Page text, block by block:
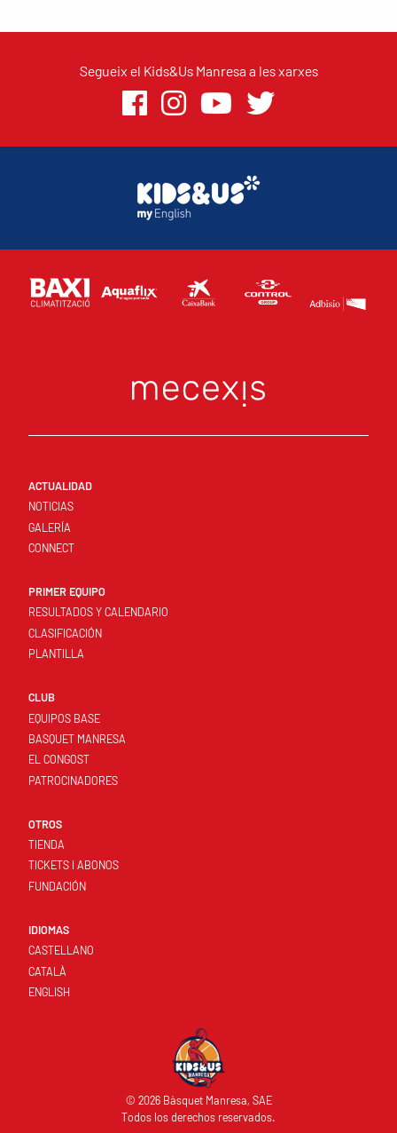
Segueix el Kids&Us Manresa a les xarxes
ACTUALIDAD
NOTICIAS
GALERÍA
CONNECT
PRIMER EQUIPO
RESULTADOS Y CALENDARIO
CLASIFICACIÓN
PLANTILLA
CLUB
EQUIPOS BASE
BASQUET MANRESA
EL CONGOST
PATROCINADORES
OTROS
TIENDA
TICKETS I ABONOS
FUNDACIÓN
IDIOMAS
CASTELLANO
CATALÀ
ENGLISH
© 2026 Bàsquet Manresa, SAE
Todos los derechos reservados.